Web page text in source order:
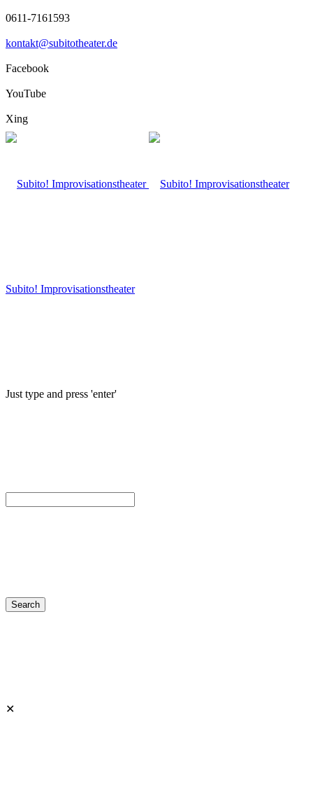
0611-7161593
kontakt@subitotheater.de
Facebook
YouTube
Xing
Subito! Improvisationstheater
Just type and press 'enter'
✕